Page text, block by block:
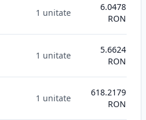
1 unitate
6.0478
RON
1 unitate
5.6624
RON
1 unitate
618.2179
RON